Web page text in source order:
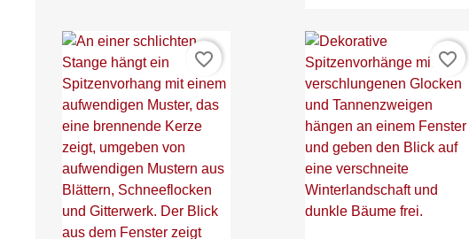
favorite_border favorite_border